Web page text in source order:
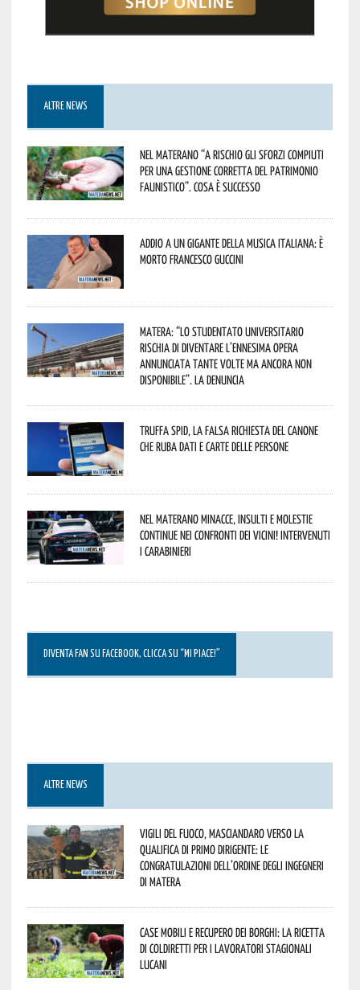
ALTRE NEWS
Nel materano “a rischio gli sforzi compiuti
per una gestione corretta del patrimonio
faunistico”. Cosa è successo
Addio a un gigante della musica italiana: è
morto Francesco Guccini
Matera: “Lo studentato universitario
rischia di diventare l’ennesima opera
annunciata tante volte ma ancora non
disponibile”. La denuncia
Truffa Spid, la falsa richiesta del canone
che ruba dati e carte delle persone
Nel materano minacce, insulti e molestie
continue nei confronti dei vicini! Intervenuti
i Carabinieri
DIVENTA FAN SU FACEBOOK, CLICCA SU “MI PIACE!”
ALTRE NEWS
Vigili del Fuoco, Masciandaro verso la
qualifica di Primo Dirigente: le
congratulazioni dell’Ordine degli Ingegneri
di Matera
Case mobili e recupero dei borghi: la ricetta
di Coldiretti per i lavoratori stagionali
lucani